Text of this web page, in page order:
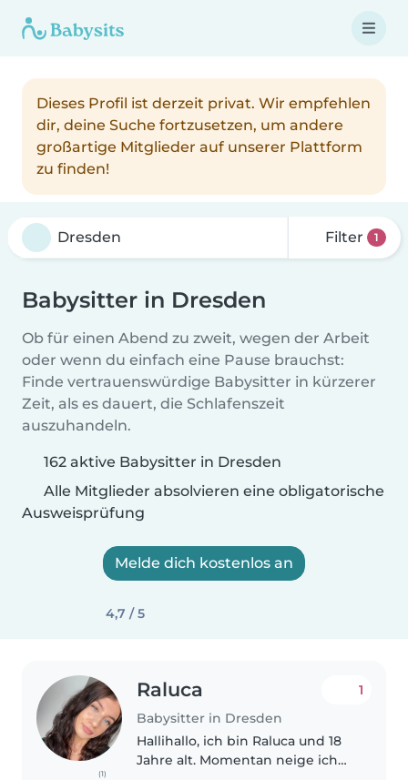
Dieses Profil ist derzeit privat. Wir empfehlen
dir, deine Suche fortzusetzen, um andere
großartige Mitglieder auf unserer Plattform
zu finden!
Filter 1
Babysitter in Dresden
Ob für einen Abend zu zweit, wegen der Arbeit
oder wenn du einfach eine Pause brauchst:
Finde vertrauenswürdige Babysitter in kürzerer
Zeit, als es dauert, die Schlafenszeit
auszuhandeln.
162 aktive Babysitter in Dresden
Alle Mitglieder absolvieren eine obligatorische
Ausweisprüfung
Melde dich kostenlos an
4,7 / 5
(1)
Raluca
Babysitter in Dresden
1
Hallihallo, ich bin Raluca und 18
Jahre alt. Momentan neige ich